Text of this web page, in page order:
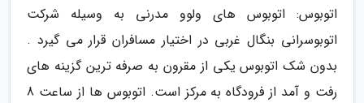
اتوبوس: اتوبوس های ولوو مدرنی به وسیله شرکت
اتوبوسرانی بنگال غربی در اختیار مسافران قرار می گیرد .
بدون شک اتوبوس یکی از مقرون به صرفه ترین گزینه های
رفت و آمد از فرودگاه به مرکز است. اتوبوس ها از ساعت 8